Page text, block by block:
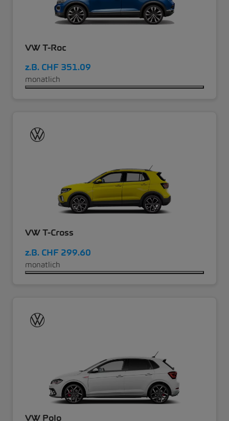
VW T-Roc
z.B. CHF 351.09
monatlich
VW T-Cross
z.B. CHF 299.60
monatlich
VW Polo